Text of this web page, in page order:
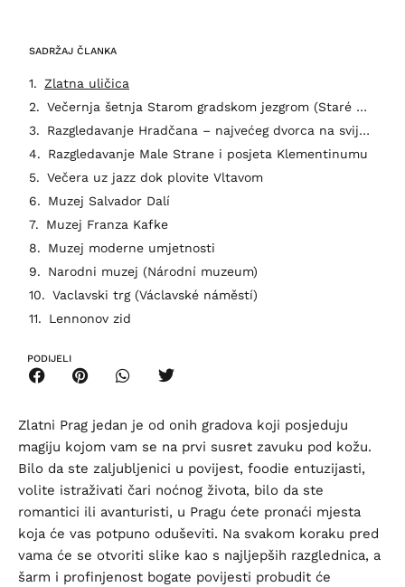
SADRŽAJ ČLANKA
Zlatna uličica
Večernja šetnja Starom gradskom jezgrom (Staré Město) i Karlov most
Razgledavanje Hradčana – najvećeg dvorca na svijetu
Razgledavanje Male Strane i posjeta Klementinumu
Večera uz jazz dok plovite Vltavom
Muzej Salvador Dalí
Muzej Franza Kafke
Muzej moderne umjetnosti
Narodni muzej (Národní muzeum)
Vaclavski trg (Václavské náměstí)
Lennonov zid
PODIJELI
Zlatni Prag jedan je od onih gradova koji posjeduju
magiju kojom vam se na prvi susret zavuku pod kožu.
Bilo da ste zaljubljenici u povijest, foodie entuzijasti,
volite istraživati čari noćnog života, bilo da ste
romantici ili avanturisti, u Pragu ćete pronaći mjesta
koja će vas potpuno oduševiti. Na svakom koraku pred
vama će se otvoriti slike kao s najljepših razglednica, a
šarm i profinjenost bogate povijesti probudit će